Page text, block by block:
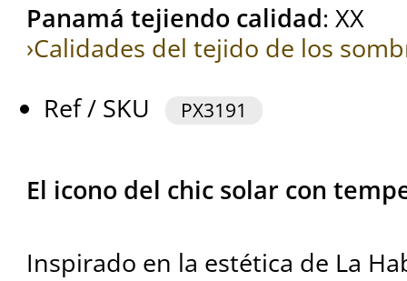
Panamá tejiendo calidad: XX
›Calidades del tejido de los
Ref / SKU
PX3191
El icono del chic solar con
Inspirado en la estética de La